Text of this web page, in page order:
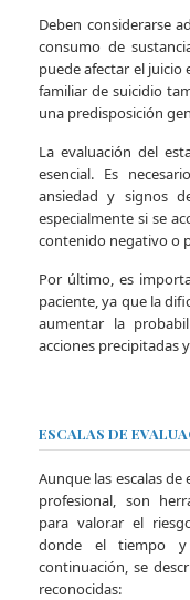
Deben considerarse
consumo de
puede afectar el
familiar de suicidio
una predisposición
La evaluación del
esencial. Es
ansiedad y signos
especialmente si se
contenido negativo o
Por último, es
paciente, ya que la
aumentar la
acciones precipitadas
ESCALAS DE
Aunque las escalas
profesional, son
para valorar el
donde el tiempo y
continuación, se
reconocidas: